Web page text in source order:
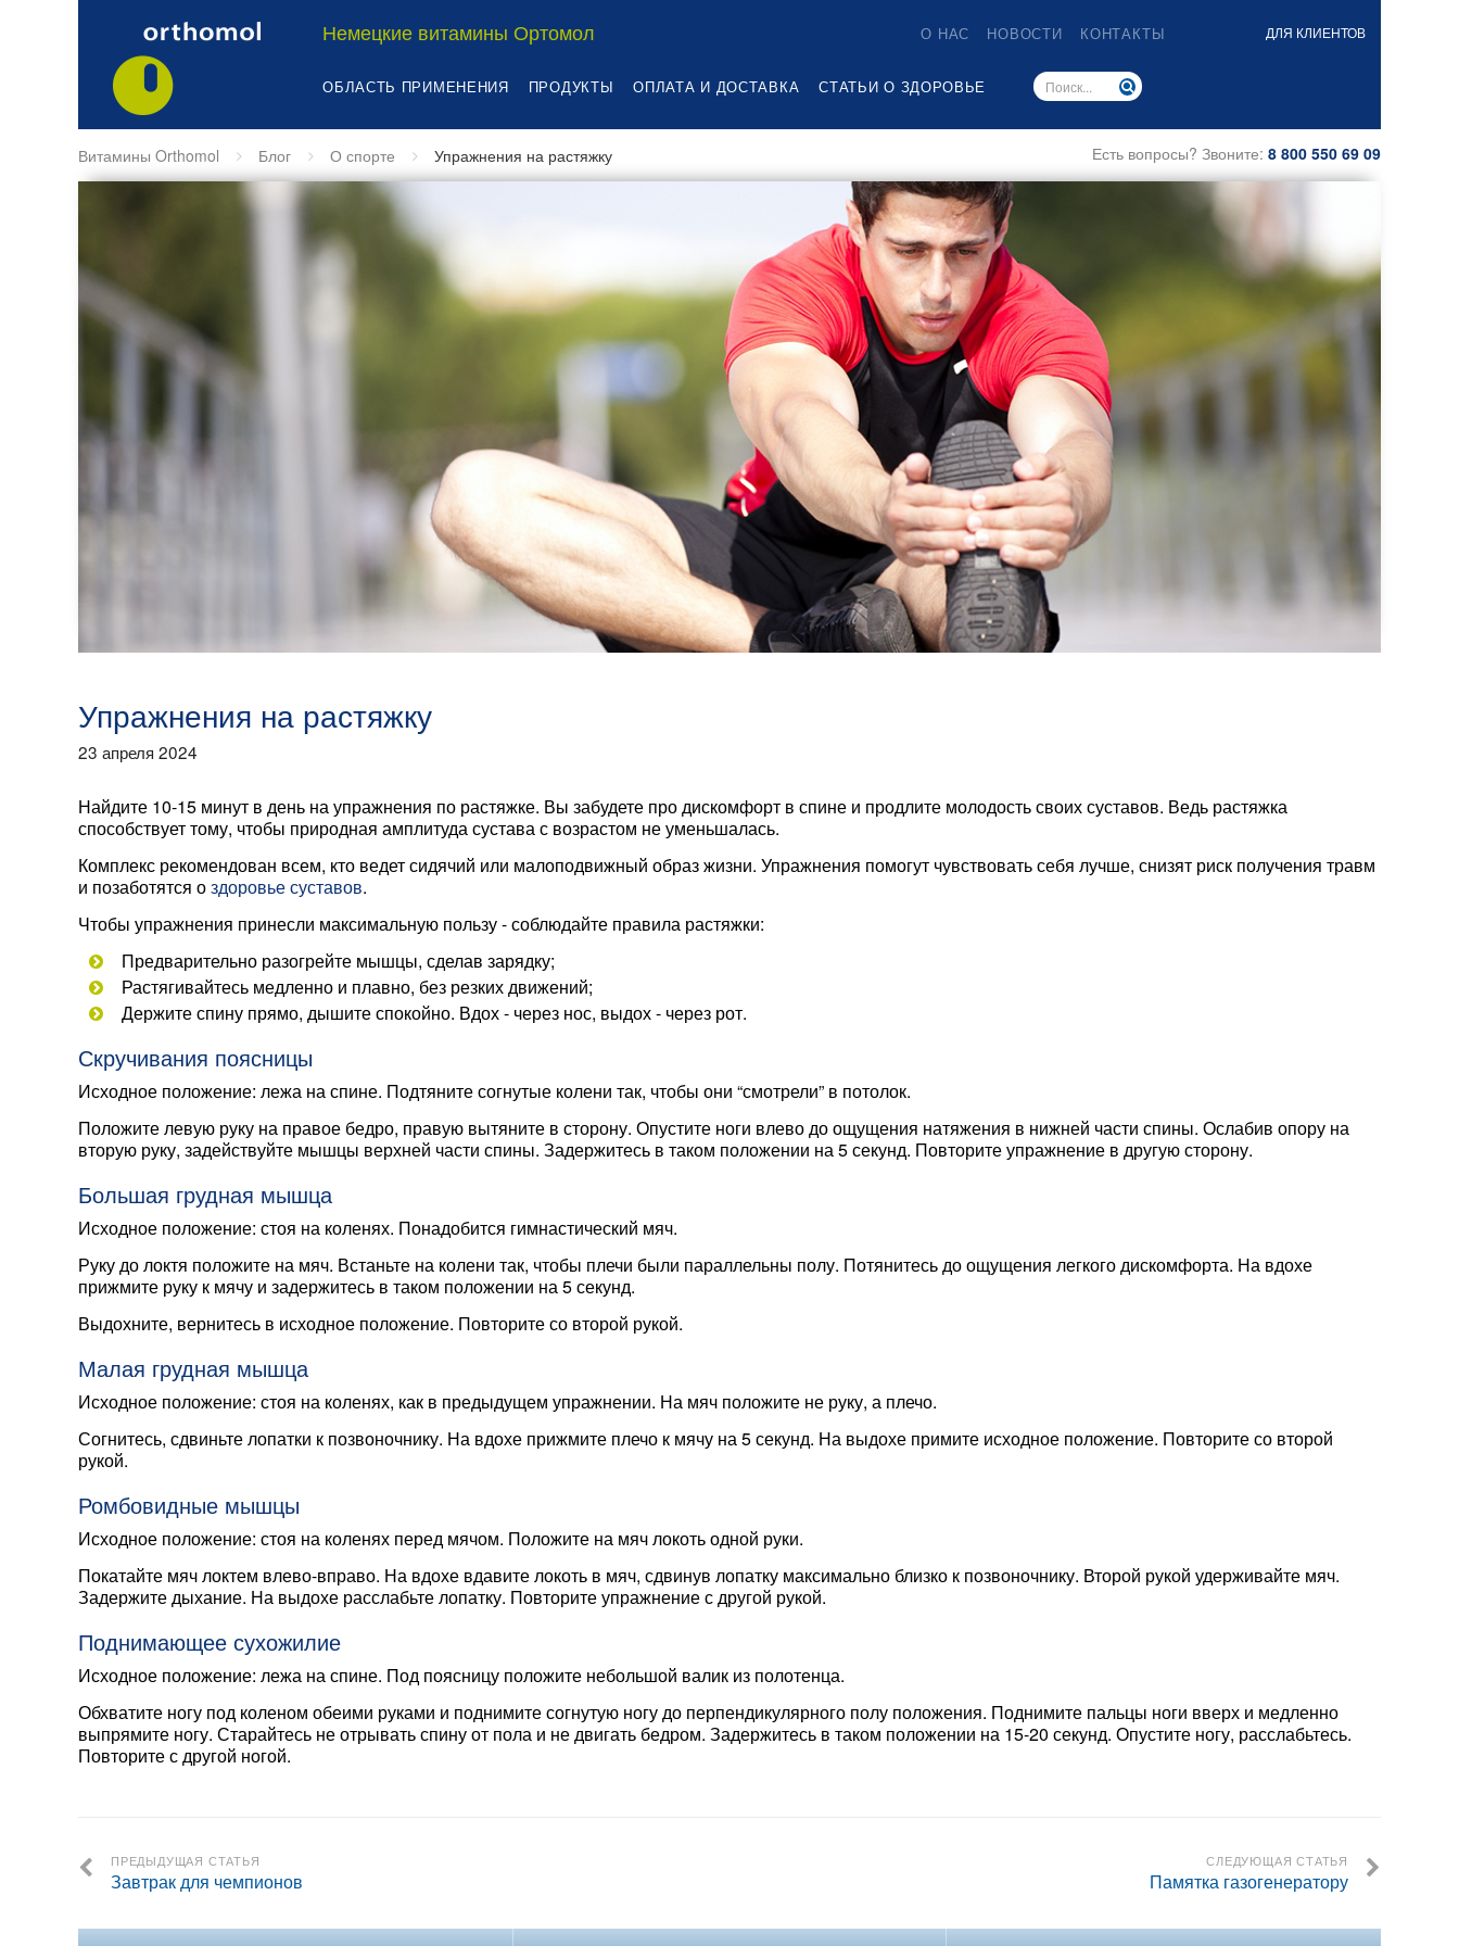
Немецкие витамины Ортомол О НАС НОВОСТИ КОНТАКТЫ ДЛЯ КЛИЕНТОВ
ОБЛАСТЬ ПРИМЕНЕНИЯ ПРОДУКТЫ ОПЛАТА И ДОСТАВКА СТАТЬИ О ЗДОРОВЬЕ
Витамины Orthomol Блог О спорте Упражнения на растяжку Есть вопросы? Звоните: 8 800 550 69 09
Упражнения на растяжку
23 апреля 2024
Найдите 10-15 минут в день на упражнения по растяжке. Вы забудете про дискомфорт в спине и продлите молодость своих суставов. Ведь растяжка
способствует тому, чтобы природная амплитуда сустава с возрастом не уменьшалась.
Комплекс рекомендован всем, кто ведет сидячий или малоподвижный образ жизни. Упражнения помогут чувствовать себя лучше, снизят риск получения травм
и позаботятся оздоровье суставов.
Чтобы упражнения принесли максимальную пользу - соблюдайте правила растяжки:
Предварительно разогрейте мышцы, сделав зарядку;
Растягивайтесь медленно и плавно, без резких движений;
Держите спину прямо, дышите спокойно. Вдох - через нос, выдох - через рот.
Скручивания поясницы
Исходное положение: лежа на спине. Подтяните согнутые колени так, чтобы они “смотрели” в потолок.
Положите левую руку на правое бедро, правую вытяните в сторону. Опустите ноги влево до ощущения натяжения в нижней части спины. Ослабив опору на
вторую руку, задействуйте мышцы верхней части спины. Задержитесь в таком положении на 5 секунд. Повторите упражнение в другую сторону.
Большая грудная мышца
Исходное положение: стоя на коленях. Понадобится гимнастический мяч.
Руку до локтя положите на мяч. Встаньте на колени так, чтобы плечи были параллельны полу. Потянитесь до ощущения легкого дискомфорта. На вдохе
прижмите руку к мячу и задержитесь в таком положении на 5 секунд.
Выдохните, вернитесь в исходное положение. Повторите со второй рукой.
Малая грудная мышца
Исходное положение: стоя на коленях, как в предыдущем упражнении. На мяч положите не руку, а плечо.
Согнитесь, сдвиньте лопатки к позвоночнику. На вдохе прижмите плечо к мячу на 5 секунд. На выдохе примите исходное положение. Повторите со второй
рукой.
Ромбовидные мышцы
Исходное положение: стоя на коленях перед мячом. Положите на мяч локоть одной руки.
Покатайте мяч локтем влево-вправо. На вдохе вдавите локоть в мяч, сдвинув лопатку максимально близко к позвоночнику. Второй рукой удерживайте мяч.
Задержите дыхание. На выдохе расслабьте лопатку. Повторите упражнение с другой рукой.
Поднимающее сухожилие
Исходное положение: лежа на спине. Под поясницу положите небольшой валик из полотенца.
Обхватите ногу под коленом обеими руками и поднимите согнутую ногу до перпендикулярного полу положения. Поднимите пальцы ноги вверх и медленно
выпрямите ногу. Старайтесь не отрывать спину от пола и не двигать бедром. Задержитесь в таком положении на 15-20 секунд. Опустите ногу, расслабьтесь.
Повторите с другой ногой.
ПРЕДЫДУЩАЯ СТАТЬЯ
Завтрак для чемпионов
СЛЕДУЮЩАЯ СТАТЬЯ
Памятка газогенератору